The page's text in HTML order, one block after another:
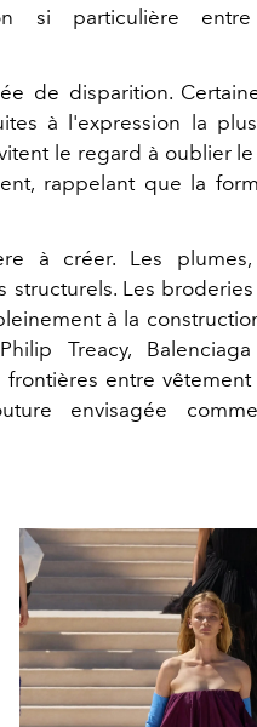
si particulière
de disparition.
à l'expression la
le regard à oublier
rappelant que la
à créer. Les
structurels. Les
à la
Treacy,
entre vêtement
envisagée